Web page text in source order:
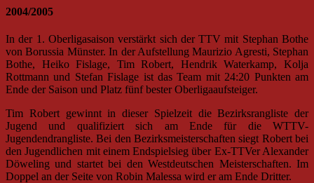
2004/2005
In der 1. Oberligasaison verstärkt sich der TTV mit Stephan Bothe
von Borussia Münster. In der Aufstellung Maurizio Agresti, Stephan
Bothe, Heiko Fislage, Tim Robert, Hendrik Waterkamp, Kolja
Rottmann und Stefan Fislage ist das Team mit 24:20 Punkten am
Ende der Saison und Platz fünf bester Oberligaaufsteiger.
Tim Robert gewinnt in dieser Spielzeit die Bezirksrangliste der
Jugend und qualifiziert sich am Ende für die WTTV-
Jugendendrangliste. Bei den Bezirksmeisterschaften siegt Robert bei
den Jugendlichen mit einem Endspielsieg über Ex-TTVer Alexander
Döweling und startet bei den Westdeutschen Meisterschaften. Im
Doppel an der Seite von Robin Malessa wird er am Ende Dritter.